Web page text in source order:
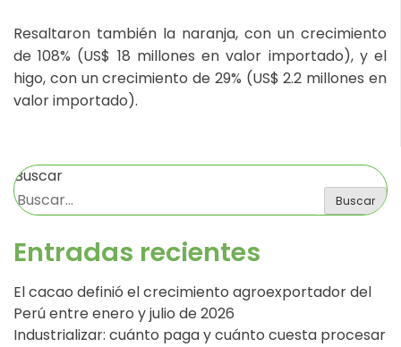
Resaltaron también la naranja, con un crecimiento
de 108% (US$ 18 millones en valor importado), y el
higo, con un crecimiento de 29% (US$ 2.2 millones en
valor importado).
Buscar
Buscar
Entradas recientes
El cacao definió el crecimiento agroexportador del
Perú entre enero y julio de 2026
Industrializar: cuánto paga y cuánto cuesta procesar